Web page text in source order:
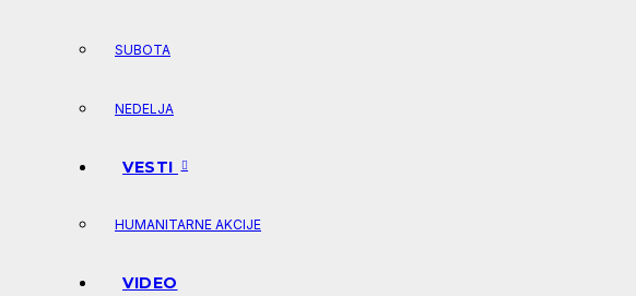
SUBOTA
NEDELJA
VESTI
HUMANITARNE AKCIJE
VIDEO